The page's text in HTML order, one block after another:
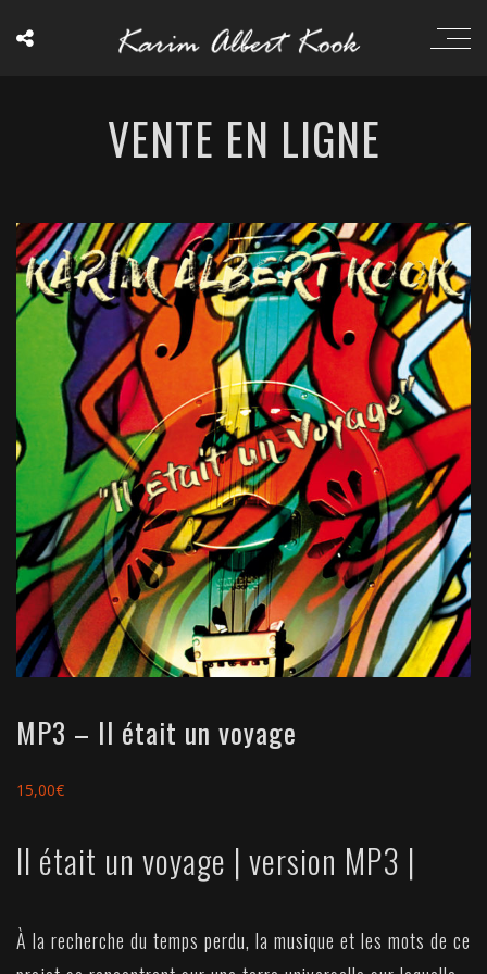
VENTE EN LIGNE
MP3 – Il était un voyage
15,00€
Il était un voyage | version MP3 |
À la recherche du temps perdu, la musique et les mots de ce